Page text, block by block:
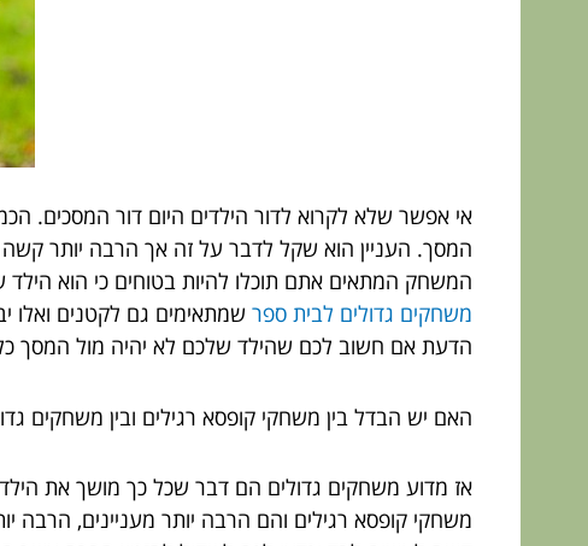
אי אפשר שלא לקרוא לדור הילדים היום דור המסכים.
המסך. העניין הוא שקל לדבר על זה אך הרבה יותר קשה
המשחק המתאים אתם תוכלו להיות בטוחים כי הוא
משחקים גדולים לבית ספר שמתאימים גם לקטנים ואלו
הדעת אם חשוב לכם שהילד שלכם לא יהיה מול המסך
האם יש הבדל בין משחקי קופסא רגילים ובין משחקים
אז מדוע משחקים גדולים הם דבר שכל כך מושך את
משחקי קופסא רגילים והם הרבה יותר מעניינים, הרבה